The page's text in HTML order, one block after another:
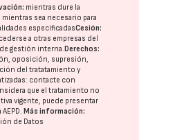
mientras dure la
sea necesario para
especificadasCesión:
a otras empresas del
gestión interna. Derechos:
oposición, supresión,
del tratatamiento y
contacte con
que el tratamiento no
vigente, puede presentar
AEPD. Más información:
de Datos